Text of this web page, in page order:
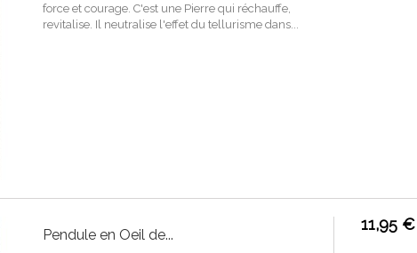
force et courage. C'est une Pierre qui réchauffe,
revitalise. Il neutralise l'effet du tellurisme dans...
Pendule en Oeil de...
11,95 €